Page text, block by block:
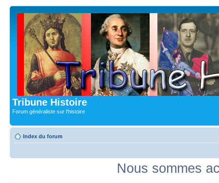
Tribune Histoire
Forum généraliste sur l'histoire
Index du forum
Nous sommes